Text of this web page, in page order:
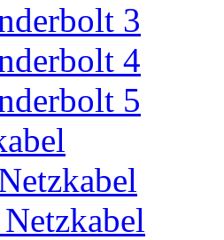
3
4
5